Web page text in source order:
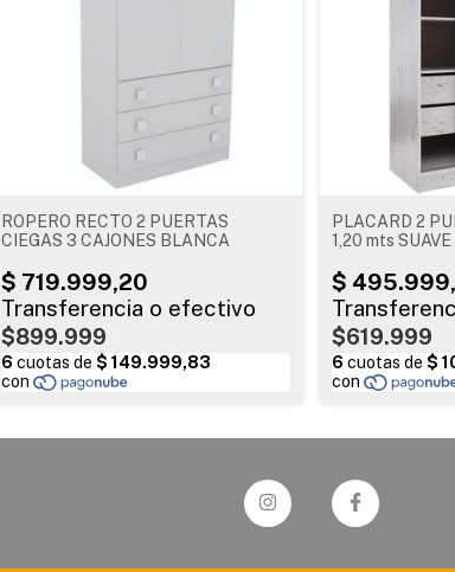
ROPERO RECTO 2 PUERTAS
CIEGAS 3 CAJONES BLANCA
$899.999
PLACARD 2
1,20 mts
$619.999